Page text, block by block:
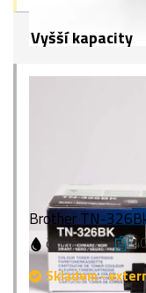
Vyšší kapacity
Brother TN-
černá
Skladem -